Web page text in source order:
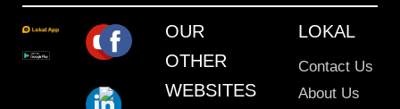
OUR
OTHER
WEBSITES
LOKAL
Contact Us
About Us